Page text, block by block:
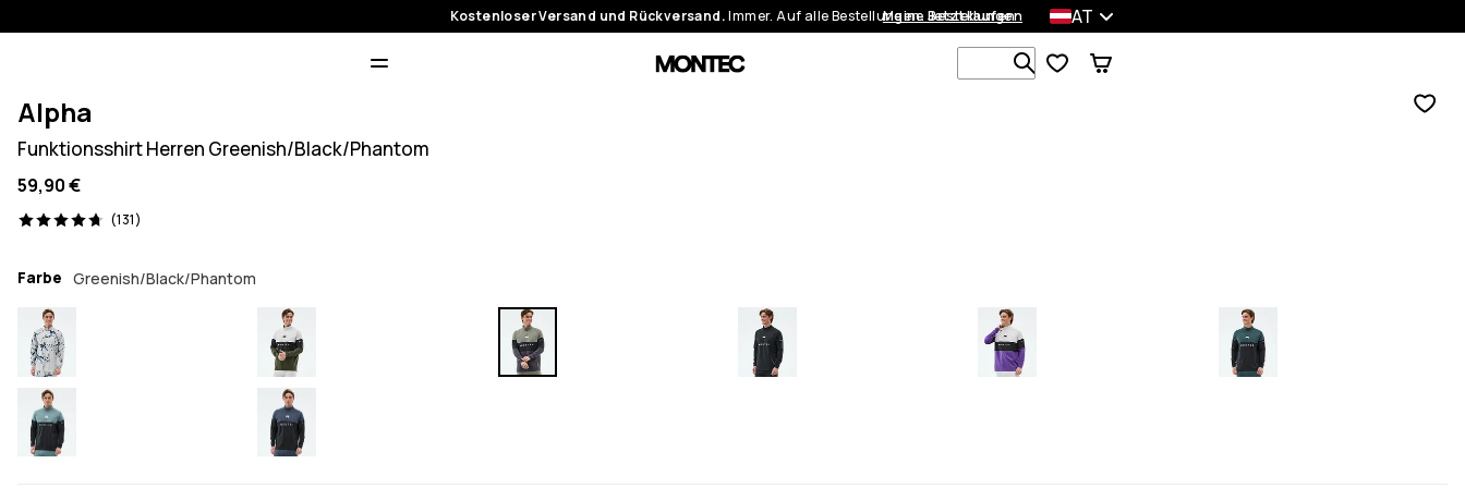
Kostenloser Versand und Rückversand.Immer. Auf alle Bestellungen. Jetzt kaufen
Meine Bestellungen AT
Durchsuche 1 000+ Produkte
Alpha
Funktionsshirt Herren Greenish/Black/Phantom
59,90 €
(131)
131 Reviews, 4.7/5
Farbe Greenish/Black/Phantom